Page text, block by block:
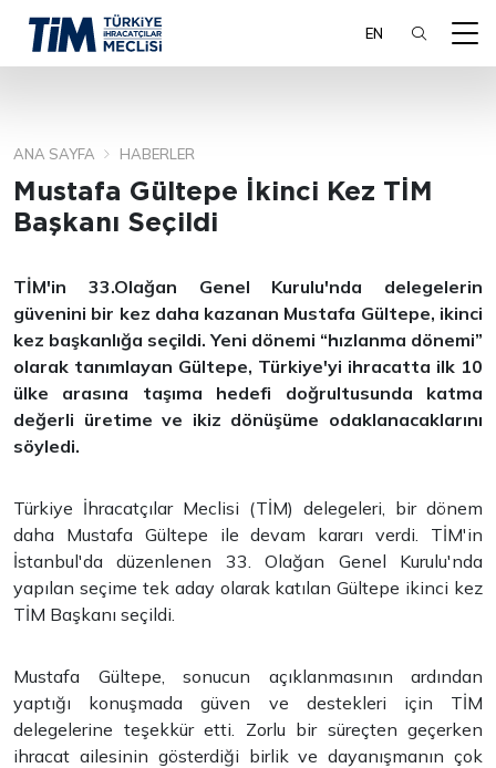
EN
ANA SAYFA HABERLER
Mustafa Gültepe İkinci Kez TİM
Başkanı Seçildi
TİM'in 33.Olağan Genel Kurulu'nda delegelerin
güvenini bir kez daha kazanan Mustafa Gültepe, ikinci
kez başkanlığa seçildi. Yeni dönemi “hızlanma dönemi”
olarak tanımlayan Gültepe, Türkiye'yi ihracatta ilk 10
ülke arasına taşıma hedefi doğrultusunda katma
değerli üretime ve ikiz dönüşüme odaklanacaklarını
söyledi.
Türkiye İhracatçılar Meclisi (TİM) delegeleri, bir dönem
daha Mustafa Gültepe ile devam kararı verdi. TİM'in
İstanbul'da düzenlenen 33. Olağan Genel Kurulu'nda
yapılan seçime tek aday olarak katılan Gültepe ikinci kez
TİM Başkanı seçildi.
Mustafa Gültepe, sonucun açıklanmasının ardından
yaptığı konuşmada güven ve destekleri için TİM
delegelerine teşekkür etti. Zorlu bir süreçten geçerken
ihracat ailesinin gösterdiği birlik ve dayanışmanın çok